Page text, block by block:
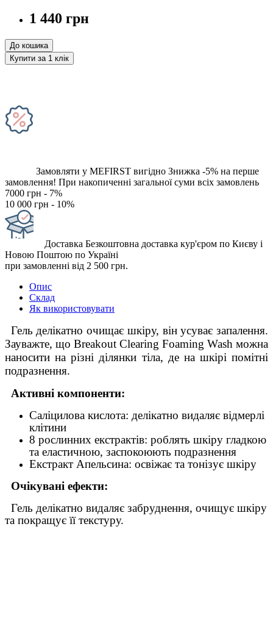
1 440 грн
До кошика
Купити за 1 клiк
Замовляти у MEFIRST вигідно Знижка -5% на перше
замовлення! При накопиченні загальної суми всіх замовлень
7000 грн - 7%
10 000 грн - 10%
Доставка Безкоштовна доставка кур'єром по Києву і
Новою Поштою по Україні
при замовленні від 2 500 грн.
Опис
Склад
Як використовувати
Гель делікатно очищає шкіру, він усуває запалення.
Зауважте, що Breakout Clearing Foaming Wash можна
наносити на різні ділянки тіла, де на шкірі помітні
подразнення.
Активні компоненти:
Саліцилова кислота: делікатно видаляє відмерлі
клітини
8 рослинних екстрактів: роблять шкіру гладкою
та еластичною, заспокоюють подразнення
Екстракт Апельсина: освіжає та тонізує шкіру
Очікувані ефекти:
Гель делікатно видаляє забруднення, очищує шкіру
та покращує її текстуру.